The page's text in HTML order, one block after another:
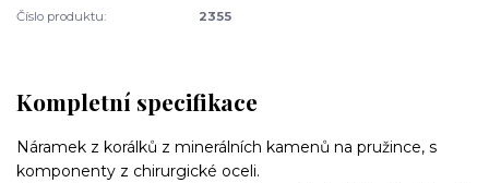
Číslo produktu: 2355
Kompletní specifikace
Náramek z korálků z minerálních kamenů na pružince, s
komponenty z chirurgické oceli.